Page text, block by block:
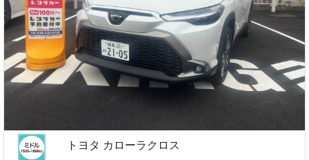
トヨタ カローラクロス